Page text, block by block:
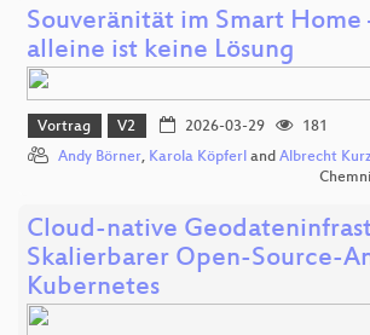
Souveränität im Smart Home
alleine ist keine Lösung
Vortrag V2 2026-03-29
181
Andy Börner, Karola Köpferl and Albrecht
Cloud-native
Skalierbarer Open-Source-
Kubernetes